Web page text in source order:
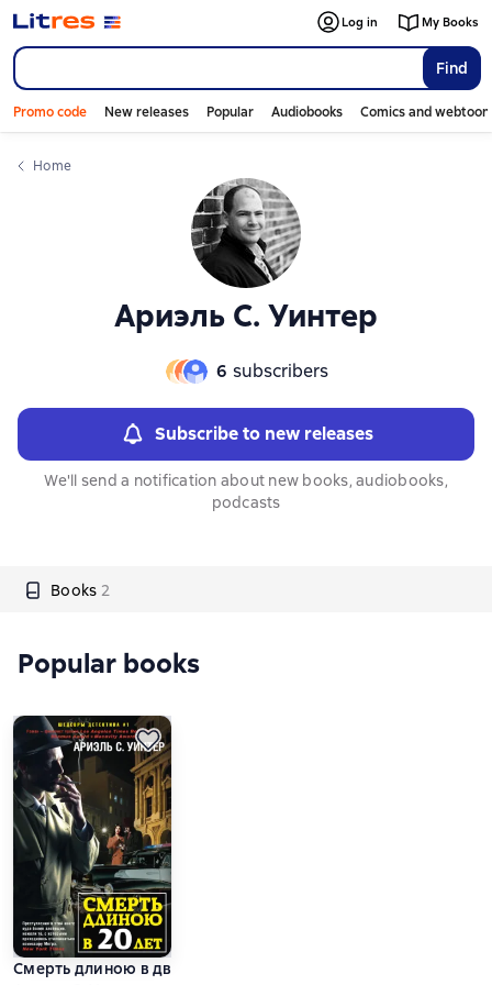
Find
Log in My Books
Promo code New releases Popular Audiobooks Comics and
Home
Ариэль С. Уинтер
6 subscribers
Subscribe to new releases
We'll send a notification about new books, audiobooks,
podcasts
Books 2
Слайдер с книгами
Popular books
Смерть длиною в двадцать лет
Слайдер с книгами